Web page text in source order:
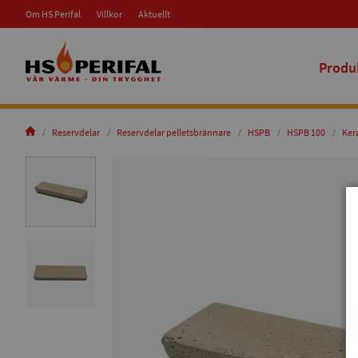
Om HS Perifal Villkor Aktuellt
Reservdelar Reservdelar pelletsbrännare HSPB HSPB 100